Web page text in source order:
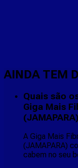
AINDA TEM
Quais são
Giga Mais
A Giga Mais
(JAMAPARA)
cabem no seu